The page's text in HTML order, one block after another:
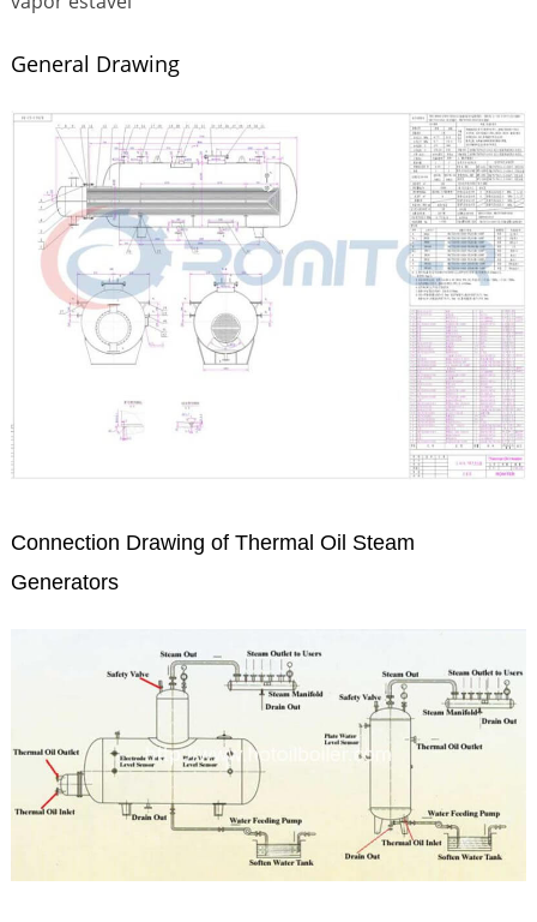
General Drawing
Connection Drawing of Thermal Oil Steam
Generators